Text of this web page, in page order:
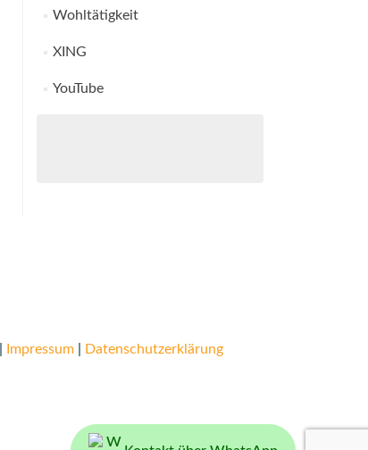
Wohltätigkeit
XING
YouTube
Impressum|
Datenschutzerklärung